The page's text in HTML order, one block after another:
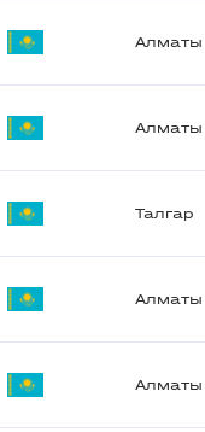
Алматы
Алматы
Талгар
Алматы
Алматы